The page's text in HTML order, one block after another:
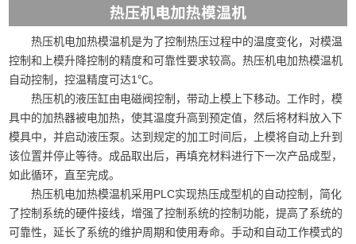
热压机电加热模温机是为了控制热压过程中的温度变化，对模温
控制和上模升降控制的精度和可靠性要求较高。热压机电加热模温机
自动控制，控温精度可达1℃。
热压机的液压缸由电磁阀控制，带动上模上下移动。工作时，模
具中的加热器被电加热，使其温度升高到预定值，然后将材料放入下
模具中，并启动液压泵。达到规定的加工时间后，上模将自动上升到
该位置并停止等待。成品取出后，再填充材料进行下一次产品成型，
如此循环，直至完成。
热压机电加热模温机采用PLC实现热压成型机的自动控制，简化
了控制系统的硬件接线，增强了控制系统的控制功能，提高了系统的
可靠性，延长了系统的维护周期和使用寿命。手动和自动工作模式的